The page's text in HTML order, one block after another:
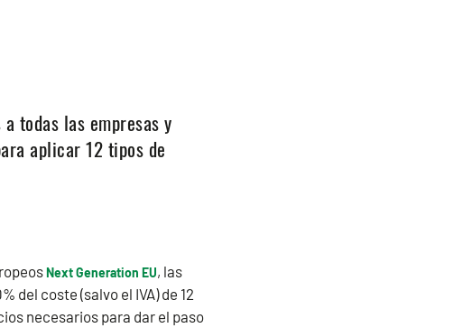
todas las empresas y
aplicar 12 tipos de
Next Generation EU, las
del coste (salvo el IVA) de 12
necesarios para dar el paso